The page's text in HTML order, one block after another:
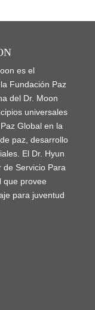
es el
Fundación Paz
del Dr. Moon
universales
Global en la
paz, desarrollo
El Dr. Hyun
Servicio Para
que provee
para juventud